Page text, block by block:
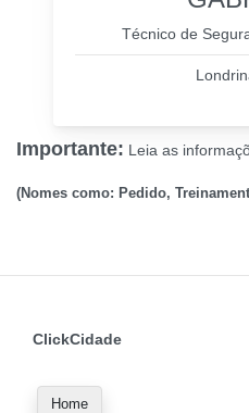
Técnico de
Importante: Leia as
(Nomes como: Pedido,
ClickCidade
Home